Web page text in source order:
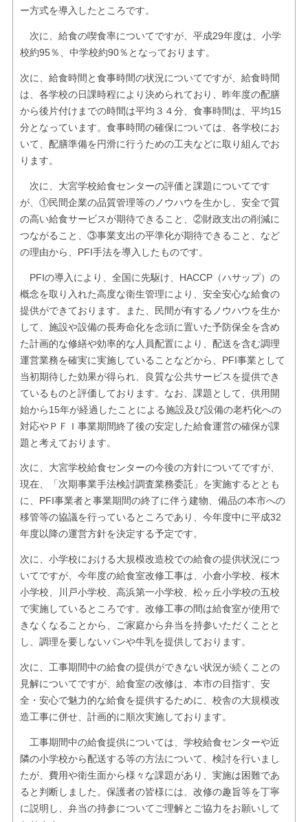
ー方式を導入したところです。
次に、給食の喫食率についてですが、平成29年度は、小学
校約95％、中学校約90％となっております。
次に、給食時間と食事時間の状況についてですが、給食時間
は、各学校の日課時程により決められており、昨年度の配膳
から後片付けまでの時間は平均３４分、食事時間は、平均15
分となっています。食事時間の確保については、各学校にお
いて、配膳準備を円滑に行うための工夫などに取り組んでお
ります。
次に、大宮学校給食センターの評価と課題についてです
が、①民間企業の品質管理等のノウハウを生かし、安全で質
の高い給食サービスが期待できること、②財政支出の削減に
つながること、③事業支出の平準化が期待できること、など
の理由から、PFI手法を導入したものです。
PFIの導入により、全国に先駆け、HACCP（ハサップ）の
概念を取り入れた高度な衛生管理により、安全安心な給食の
提供ができております。また、民間が有するノウハウを生か
して、施設や設備の長寿命化を念頭に置いた予防保全を含め
た計画的な修繕や効率的な人員配置により、配送を含む調理
運営業務を確実に実施していることなどから、PFI事業として
当初期待した効果が得られ、良質な公共サービスを提供でき
ているものと評価しております。なお、課題として、供用開
始から15年が経過したことによる施設及び設備の老朽化への
対応やＰＦＩ事業期間終了後の安定した給食運営の確保が課
題と考えております。
次に、大宮学校給食センターの今後の方針についてですが、
現在、「次期事業手法検討調査業務委託」を実施するととも
に、PFI事業者と事業期間の終了に伴う建物、備品の本市への
移管等の協議を行っているところであり、今年度中に平成32
年度以降の運営方針を決定する予定です。
次に、小学校における大規模改造校での給食の提供状況につ
いてですが、今年度の給食室改修工事は、小倉小学校、桜木
小学校、川戸小学校、高浜第一小学校、松ヶ丘小学校の五校
で実施しているところです。改修工事の間は給食室が使用で
きなくなることから、ご家庭から弁当を持参いただくことと
し、調理を要しないパンや牛乳を提供しております。
次に、工事期間中の給食の提供ができない状況が続くことの
見解についてですが、給食室の改修は、本市の目指す、安
全・安心で魅力的な給食を提供するために、校舎の大規模改
造工事に併せ、計画的に順次実施しております。
工事期間中の給食提供については、学校給食センターや近
隣の小学校から配送する等の方法について、検討を行いまし
たが、費用や衛生面から様々な課題があり、実施は困難であ
ると判断しました。保護者の皆様には、改修の趣旨等を丁寧
に説明し、弁当の持参についてご理解とご協力をお願いして